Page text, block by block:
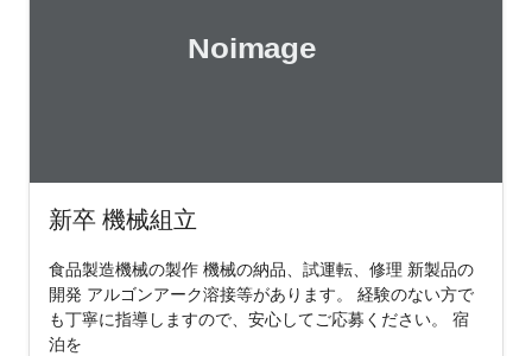
新卒 機械組立
食品製造機械の製作 機械の納品、試運転、修理 新製品の
開発 アルゴンアーク溶接等があります。 経験のない方で
も丁寧に指導しますので、安心してご応募ください。 宿
泊を